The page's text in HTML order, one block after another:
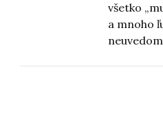
všetko
a mnoho